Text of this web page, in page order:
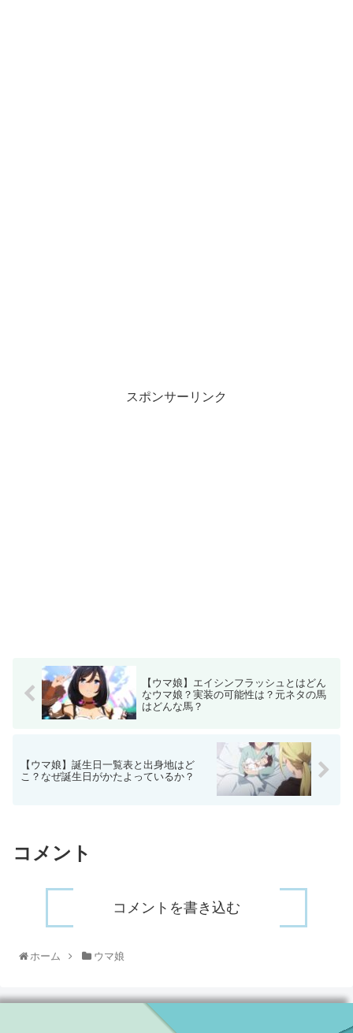
スポンサーリンク
【ウマ娘】エイシンフラッシュとはどん
なウマ娘？実装の可能性は？元ネタの馬
はどんな馬？
【ウマ娘】誕生日一覧表と出身地はど
こ？なぜ誕生日がかたよっているか？
コメント
コメントを書き込む
ホーム ウマ娘